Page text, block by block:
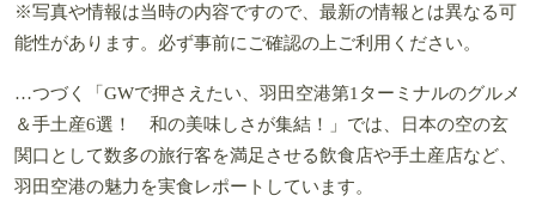
※写真や情報は当時の内容ですので、最新の情報とは異なる可
能性があります。必ず事前にご確認の上ご利用ください。
…つづく「GWで押さえたい、羽田空港第1ターミナルのグルメ
＆手土産6選！ 和の美味しさが集結！」では、日本の空の玄
関口として数多の旅行客を満足させる飲食店や手土産店など、
羽田空港の魅力を実食レポートしています。